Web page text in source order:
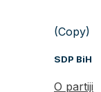
(Copy)
SDP BiH
O partiji